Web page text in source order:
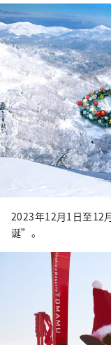
2023年12月1日至12
诞”。